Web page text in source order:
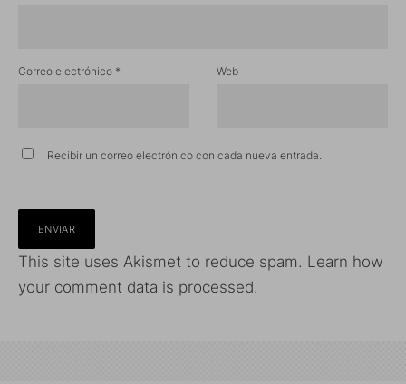
Correo electrónico * Web
Recibir un correo electrónico con cada nueva entrada.
This site uses Akismet to reduce spam. Learn how
your comment data is processed.